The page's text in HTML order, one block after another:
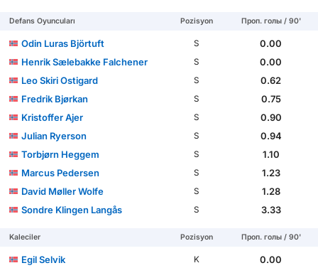
Defans Oyuncuları Pozisyon Проп. голы / 90'
Odin Luras Björtuft S
0.00
Henrik Sælebakke Falchener
S
0.00
Leo Skiri Ostigard
S
0.62
Fredrik Bjørkan
S
0.75
Kristoffer Ajer
S
0.90
Julian Ryerson
S
0.94
Torbjørn Heggem
S
1.10
Marcus Pedersen
S
1.23
David Møller Wolfe
S
1.28
Sondre Klingen Langås
S 3.33
Kaleciler Pozisyon Проп. голы / 90'
Egil Selvik K
0.00